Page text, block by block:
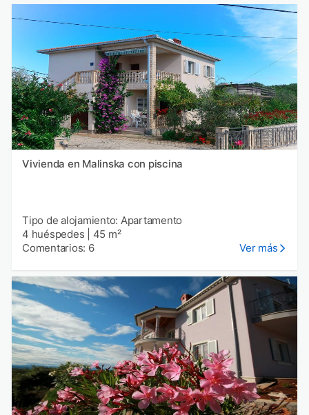
Vivienda en Malinska con piscina
Tipo de alojamiento: Apartamento
4 huéspedes
45 m²
Comentarios: 6
Ver más